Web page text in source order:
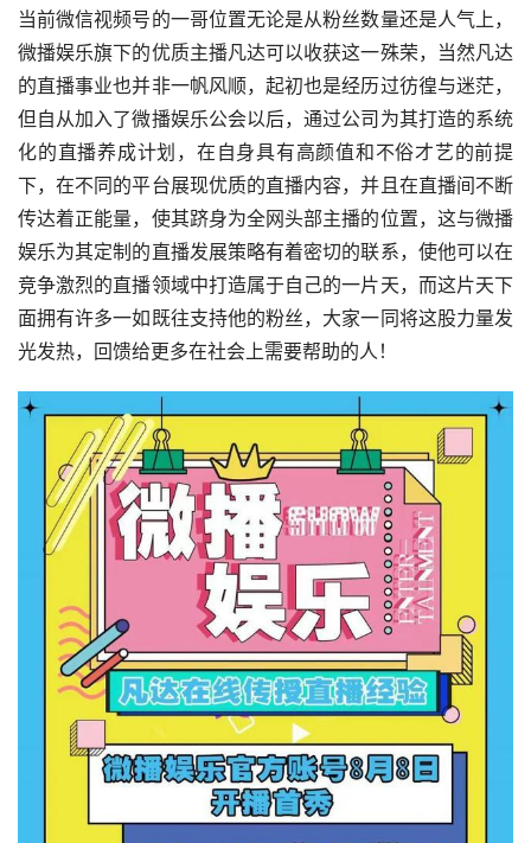
当前微信视频号的一哥位置无论是从粉丝数量还是人气上，
微播娱乐旗下的优质主播凡达可以收获这一殊荣，当然凡达
的直播事业也并非一帆风顺，起初也是经历过彷徨与迷茫，
但自从加入了微播娱乐公会以后，通过公司为其打造的系统
化的直播养成计划，在自身具有高颜值和不俗才艺的前提
下，在不同的平台展现优质的直播内容，并且在直播间不断
传达着正能量，使其跻身为全网头部主播的位置，这与微播
娱乐为其定制的直播发展策略有着密切的联系，使他可以在
竞争激烈的直播领域中打造属于自己的一片天，而这片天下
面拥有许多一如既往支持他的粉丝，大家一同将这股力量发
光发热，回馈给更多在社会上需要帮助的人！